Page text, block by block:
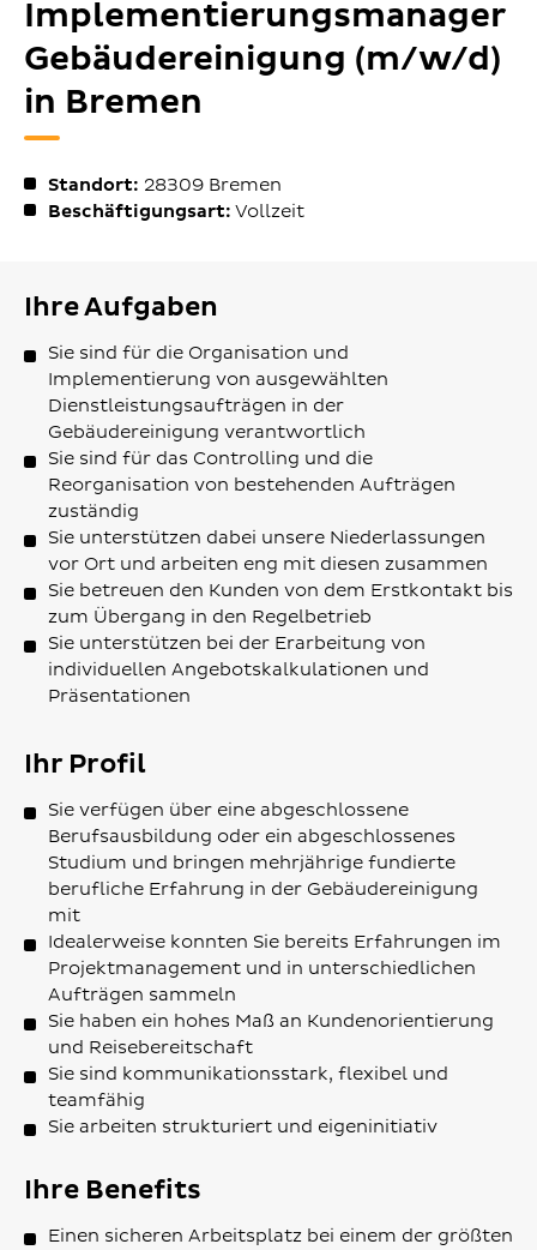
Implementierungsmanager
Gebäudereinigung (m/w/d)
in Bremen
Standort: 28309 Bremen
Beschäftigungsart: Vollzeit
Ihre Aufgaben
Sie sind für die Organisation und
Implementierung von ausgewählten
Dienstleistungsaufträgen in der
Gebäudereinigung verantwortlich
Sie sind für das Controlling und die
Reorganisation von bestehenden Aufträgen
zuständig
Sie unterstützen dabei unsere Niederlassungen
vor Ort und arbeiten eng mit diesen zusammen
Sie betreuen den Kunden von dem Erstkontakt bis
zum Übergang in den Regelbetrieb
Sie unterstützen bei der Erarbeitung von
individuellen Angebotskalkulationen und
Präsentationen
Ihr Profil
Sie verfügen über eine abgeschlossene
Berufsausbildung oder ein abgeschlossenes
Studium und bringen mehrjährige fundierte
berufliche Erfahrung in der Gebäudereinigung
mit
Idealerweise konnten Sie bereits Erfahrungen im
Projektmanagement und in unterschiedlichen
Aufträgen sammeln
Sie haben ein hohes Maß an Kundenorientierung
und Reisebereitschaft
Sie sind kommunikationsstark, flexibel und
teamfähig
Sie arbeiten strukturiert und eigeninitiativ
Ihre Benefits
Einen sicheren Arbeitsplatz bei einem der größten